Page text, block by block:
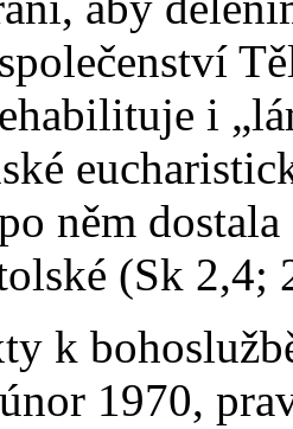
i
něm
(Sk 2,4;
k
1970,